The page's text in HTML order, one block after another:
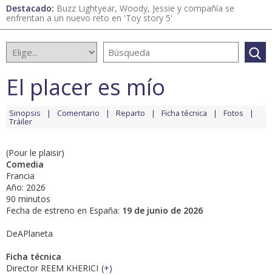
Destacado: Buzz Lightyear, Woody, Jessie y compañía se
enfrentan a un nuevo reto en 'Toy story 5'
El placer es mío
Sinopsis Comentario Reparto Ficha técnica Fotos
Tráiler
(Pour le plaisir)
Comedia
Francia
Año: 2026
90 minutos
Fecha de estreno en España: 19 de junio de 2026
DeAPlaneta
Ficha técnica
Director REEM KHERICI (+)